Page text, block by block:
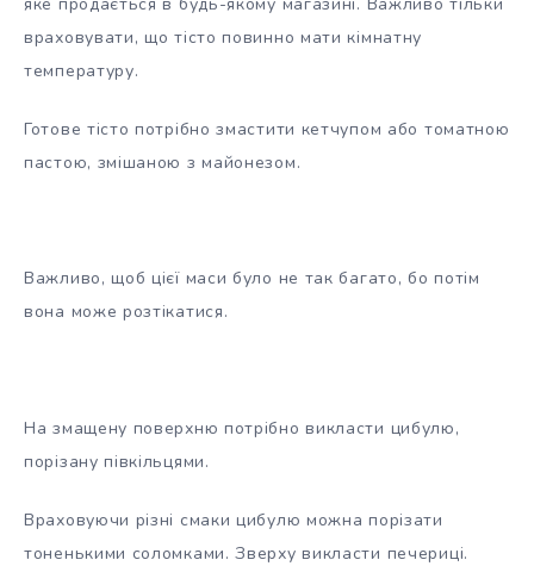
враховувати, що тісто повинно мати кімнатну
температуру.
Готове тісто потрібно змастити кетчупом або томатною
пастою, змішаною з майонезом.
Важливо, щоб цієї маси було не так багато, бо потім
вона може розтікатися.
На змащену поверхню потрібно викласти цибулю,
порізану півкільцями.
Враховуючи різні смаки цибулю можна порізати
тоненькими соломками. Зверху викласти печериці.